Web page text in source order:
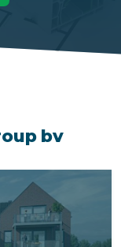
bv